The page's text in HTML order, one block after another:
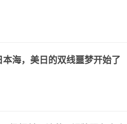
本海，美日的双线噩梦开始了